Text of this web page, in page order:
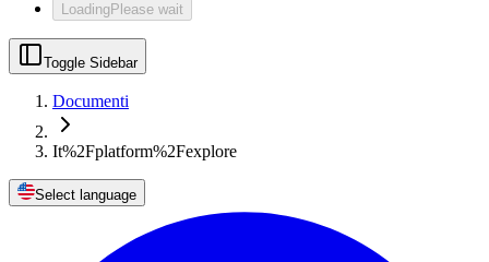
LoadingPlease wait
Toggle Sidebar
Documenti
It%2Fplatform%2Fexplore
Select language